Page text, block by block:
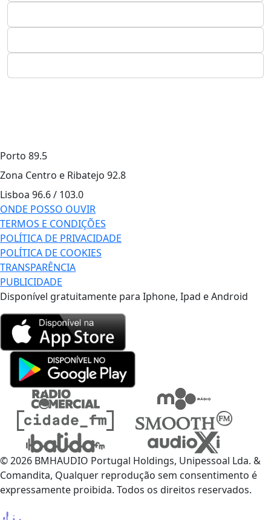
Porto 89.5
Zona Centro e Ribatejo 92.8
Lisboa 96.6 / 103.0
ONDE POSSO OUVIR
TERMOS E CONDIÇÕES
POLÍTICA DE PRIVACIDADE
POLÍTICA DE COOKIES
TRANSPARÊNCIA
PUBLICIDADE
Disponível gratuitamente para Iphone, Ipad e Android
© 2026 BMHAUDIO Portugal Holdings, Unipessoal Lda. &
Comandita, Qualquer reprodução sem consentimento é
expressamente proibida. Todos os direitos reservados.